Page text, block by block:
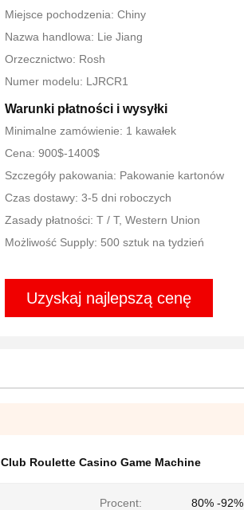
Miejsce pochodzenia: Chiny
Nazwa handlowa: Lie Jiang
Orzecznictwo: Rosh
Numer modelu: LJRCR1
Warunki płatności i wysyłki
Minimalne zamówienie: 1 kawałek
Cena: 900$-1400$
Szczegóły pakowania: Pakowanie kartonów
Czas dostawy: 3-5 dni roboczych
Zasady płatności: T / T, Western Union
Możliwość Supply: 500 sztuk na tydzień
Uzyskaj najlepszą cenę
Club Roulette Casino Game Machine
Procent: 80% -92%